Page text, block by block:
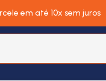
em até 10x sem juros